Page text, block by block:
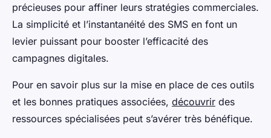
précieuses pour affiner leurs stratégies commerciales.
La simplicité et l’instantanéité des SMS en font un
levier puissant pour booster l’efficacité des
campagnes digitales.
Pour en savoir plus sur la mise en place de ces outils
et les bonnes pratiques associées, découvrir des
ressources spécialisées peut s’avérer très bénéfique.